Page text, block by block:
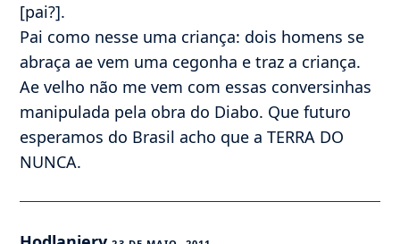
[pai?].
Pai como nesse uma criança: dois homens se
abraça ae vem uma cegonha e traz a criança.
Ae velho não me vem com essas conversinhas
manipulada pela obra do Diabo. Que futuro
esperamos do Brasil acho que a TERRA DO
NUNCA.